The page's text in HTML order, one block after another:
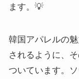
ます。💡
韓国アパレルの
されるように、
ついています。